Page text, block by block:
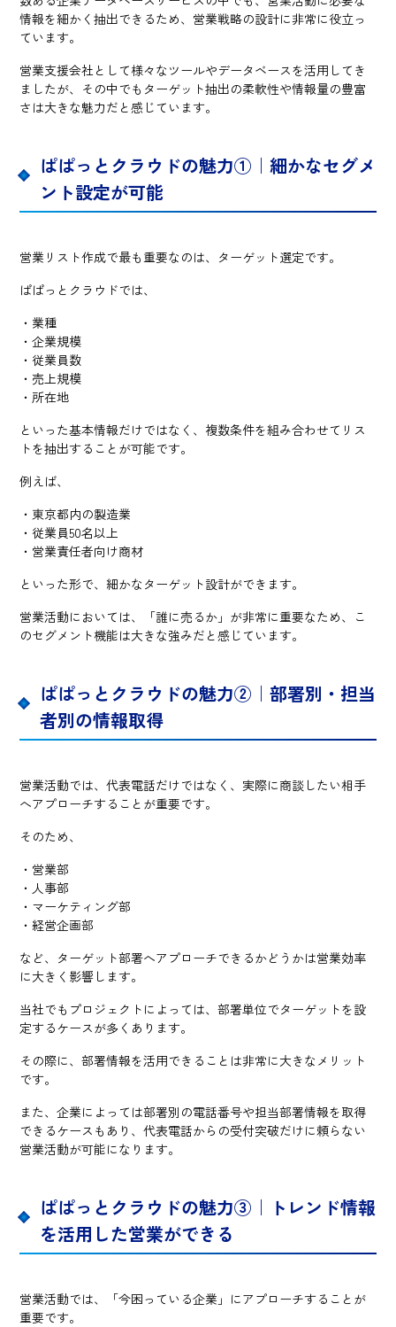
情報を細かく抽出できるため、営業戦略の設計に非常に役立っ
ています。
営業支援会社として様々なツールやデータベースを活用してき
ましたが、その中でもターゲット抽出の柔軟性や情報量の豊富
さは大きな魅力だと感じています。
ぱぱっとクラウドの魅力①｜細かなセグメ
ント設定が可能
営業リスト作成で最も重要なのは、ターゲット選定です。
ぱぱっとクラウドでは、
・業種
・企業規模
・従業員数
・売上規模
・所在地
といった基本情報だけではなく、複数条件を組み合わせてリス
トを抽出することが可能です。
例えば、
・東京都内の製造業
・従業員50名以上
・営業責任者向け商材
といった形で、細かなターゲット設計ができます。
営業活動においては、「誰に売るか」が非常に重要なため、こ
のセグメント機能は大きな強みだと感じています。
ぱぱっとクラウドの魅力②｜部署別・担当
者別の情報取得
営業活動では、代表電話だけではなく、実際に商談したい相手
へアプローチすることが重要です。
そのため、
・営業部
・人事部
・マーケティング部
・経営企画部
など、ターゲット部署へアプローチできるかどうかは営業効率
に大きく影響します。
当社でもプロジェクトによっては、部署単位でターゲットを設
定するケースが多くあります。
その際に、部署情報を活用できることは非常に大きなメリット
です。
また、企業によっては部署別の電話番号や担当部署情報を取得
できるケースもあり、代表電話からの受付突破だけに頼らない
営業活動が可能になります。
ぱぱっとクラウドの魅力③｜トレンド情報
を活用した営業ができる
営業活動では、「今困っている企業」にアプローチすることが
重要です。